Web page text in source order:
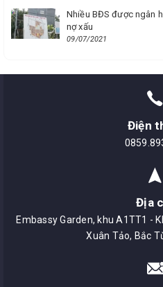
Nhiều BĐS được ngân
nợ xấu
09/07/2021
Điện
Địa
Embassy Garden, khu A1TT1 -
Xuân Tảo, Bắc